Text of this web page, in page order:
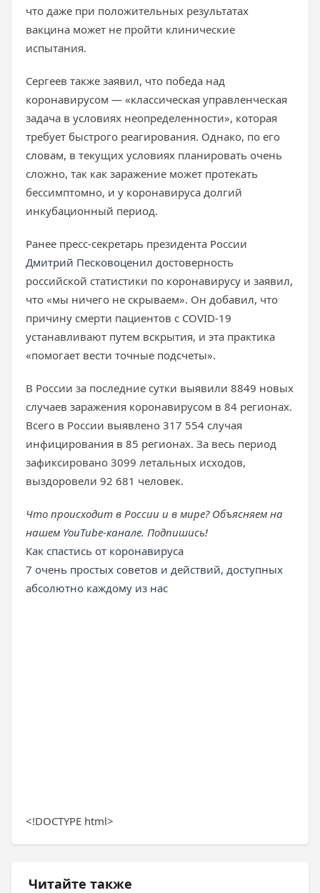
что даже при положительных результатах
вакцина может не пройти клинические
испытания.
Сергеев также заявил, что победа над
коронавирусом — «классическая управленческая
задача в условиях неопределенности», которая
требует быстрого реагирования. Однако, по его
словам, в текущих условиях планировать очень
сложно, так как заражение может протекать
бессимптомно, и у коронавируса долгий
инкубационный период.
Ранее пресс-секретарь президента России
Дмитрий Песковоценил достоверность
российской статистики по коронавирусу и заявил,
что «мы ничего не скрываем». Он добавил, что
причину смерти пациентов с COVID-19
устанавливают путем вскрытия, и эта практика
«помогает вести точные подсчеты».
В России за последние сутки выявили 8849 новых
случаев заражения коронавирусом в 84 регионах.
Всего в России выявлено 317 554 случая
инфицирования в 85 регионах. За весь период
зафиксировано 3099 летальных исходов,
выздоровели 92 681 человек.
Что происходит в России и в мире? Объясняем на
нашем YouTube-канале. Подпишись!
Как спастись от коронавируса
7 очень простых советов и действий, доступных
абсолютно каждому из нас
<!DOCTYPE html>
Читайте также